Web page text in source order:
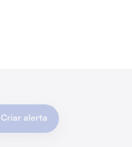
Criar alerta